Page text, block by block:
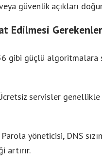
güvenlik açıkları
Edilmesi
gibi güçlü algoritmalara
servisler
Parola yöneticisi, DNS
artırır.